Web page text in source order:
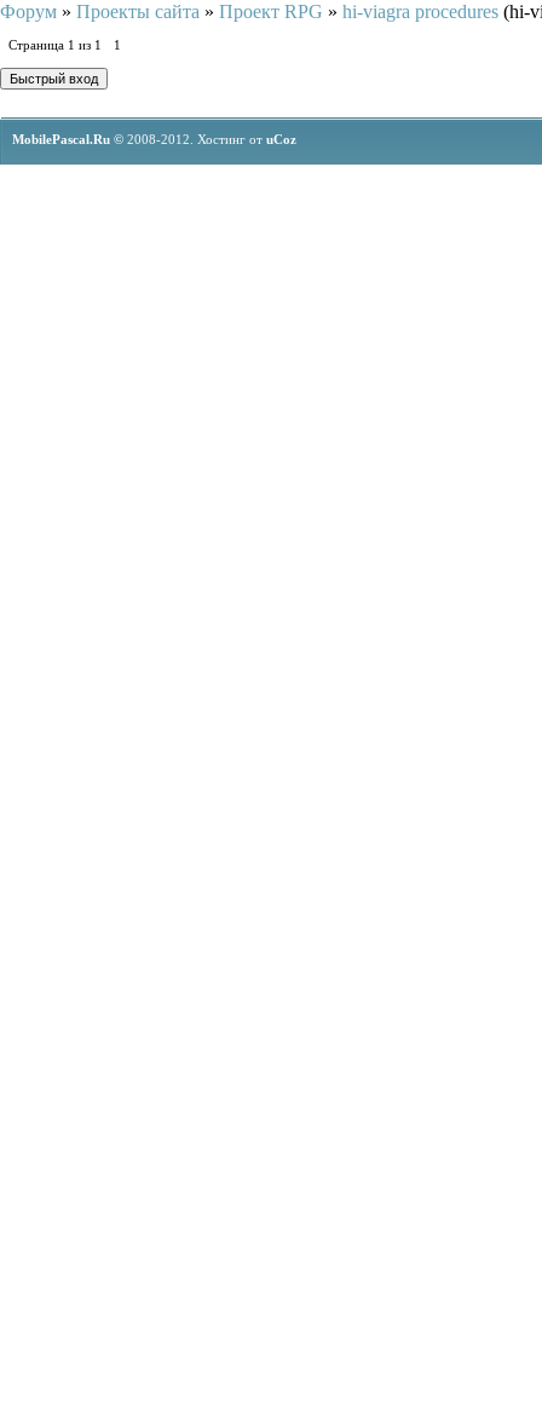
Форум » Проекты сайта » Проект RPG » hi-viagra procedures (hi-
Страница 1 из 1 1
MobilePascal.Ru © 2008-2012. Хостинг от uCoz